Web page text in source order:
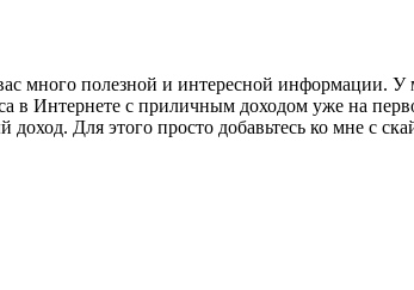
много полезной и интересной информации.
в Интернете с приличным доходом уже на
Для этого просто добавьтесь ко мне с